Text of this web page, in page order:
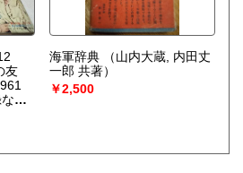
友
ど
海軍辞典
（山内大蔵, 内田丈
一郎 共著）
￥2,500